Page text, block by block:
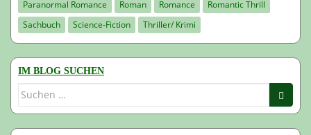
Paranormal Romance
Roman Romance
Romantic Thrill
Sachbuch
Science-Fiction Thriller/ Krimi
IM BLOG SUCHEN
Suchen